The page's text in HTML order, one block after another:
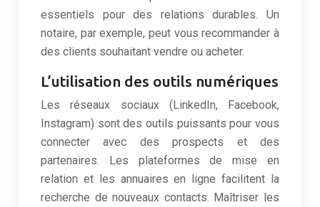
essentiels pour des relations durables. Un
notaire, par exemple, peut vous recommander à
des clients souhaitant vendre ou acheter.
L’utilisation des outils numériques
Les réseaux sociaux (LinkedIn, Facebook,
Instagram) sont des outils puissants pour vous
connecter avec des prospects et des
partenaires. Les plateformes de mise en
relation et les annuaires en ligne facilitent la
recherche de nouveaux contacts. Maîtriser les